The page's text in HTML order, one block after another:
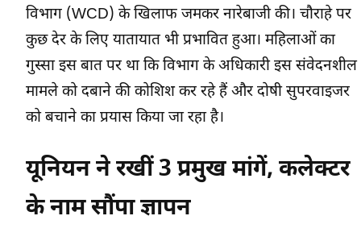
विभाग (WCD) के खिलाफ जमकर नारेबाजी की। चौराहे पर
कुछ देर के लिए यातायात भी प्रभावित हुआ। महिलाओं का
गुस्सा इस बात पर था कि विभाग के अधिकारी इस संवेदनशील
मामले को दबाने की कोशिश कर रहे हैं और दोषी सुपरवाइजर
को बचाने का प्रयास किया जा रहा है।
यूनियन ने रखीं 3 प्रमुख मांगें, कलेक्टर
के नाम सौंपा ज्ञापन